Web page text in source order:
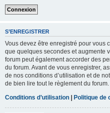
S’ENREGISTRER
Vous devez être enregistré pour vous
que quelques secondes et augmente
forum peut également accorder des
du forum. Avant de vous enregistrer,
de nos conditions d’utilisation et de
de bien lire tout le règlement du forum.
Conditions d’utilisation | Politique de